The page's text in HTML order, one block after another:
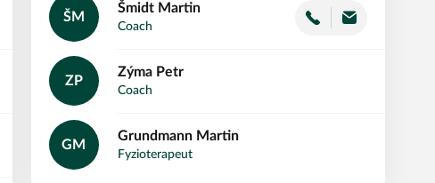
ŠM
Martin
Šmidt
Coach
ZP
Petr
Zýma
Coach
GM
Martin
Grundmann
Fyzioterapeut